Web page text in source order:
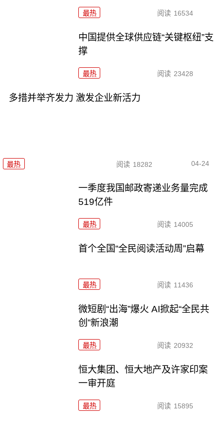
最热 阅读 16534
中国提供全球供应链“关键枢纽”支
撑
最热 阅读 23428
多措并举齐发力 激发企业新活力
最热 阅读 18282 04-24
一季度我国邮政寄递业务量完成
519亿件
最热 阅读 14005
首个全国“全民阅读活动周”启幕
最热 阅读 11436
微短剧“出海”爆火 AI掀起“全民共
创”新浪潮
最热 阅读 20932
恒大集团、恒大地产及许家印案
一审开庭
最热 阅读 15895